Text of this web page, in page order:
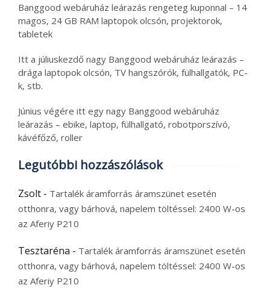
Banggood webáruház leárazás rengeteg kuponnal – 14
magos, 24 GB RAM laptopok olcsón, projektorok,
tabletek
Itt a júliuskezdő nagy Banggood webáruház leárazás –
drága laptopok olcsón, TV hangszórók, fülhallgatók, PC-
k, stb.
Június végére itt egy nagy Banggood webáruház
leárazás – ebike, laptop, fülhallgató, robotporszívó,
kávéfőző, roller
Legutóbbi hozzászólások
Zsolt - Tartalék áramforrás áramszünet esetén
otthonra, vagy bárhová, napelem töltéssel: 2400 W-os
az Aferiy P210
Tesztaréna - Tartalék áramforrás áramszünet esetén
otthonra, vagy bárhová, napelem töltéssel: 2400 W-os
az Aferiy P210